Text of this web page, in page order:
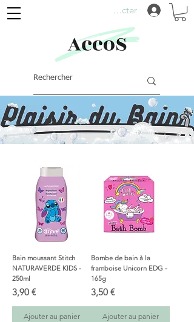
Se connecter
Bain moussant Stitch
NATURAVERDE KIDS -
250ml
Prix
3,90 €
Ajouter au panier
Bombe de bain à la
framboise Unicorn EDG -
165g
Prix
3,50 €
Ajouter au panier